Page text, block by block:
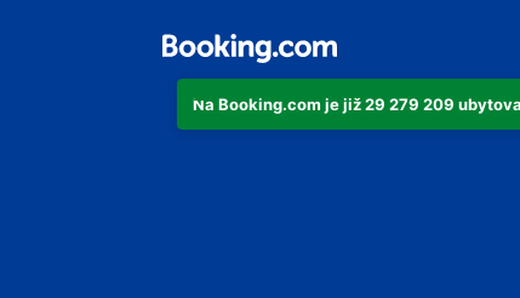
Na Booking.com je již 29 279 209